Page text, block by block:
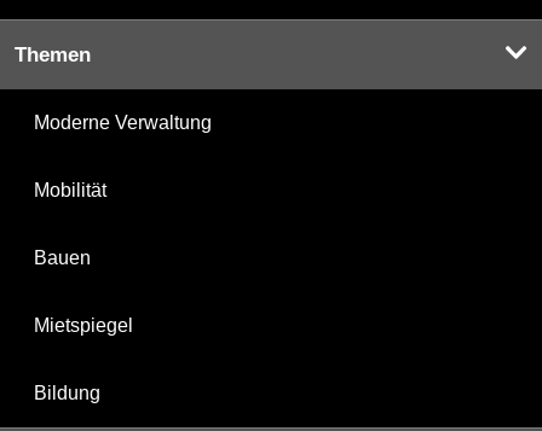
Themen
Moderne Verwaltung
Mobilität
Bauen
Mietspiegel
Bildung